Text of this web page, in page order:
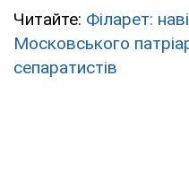
Читайте: Філарет:
Московського
сепаратистів